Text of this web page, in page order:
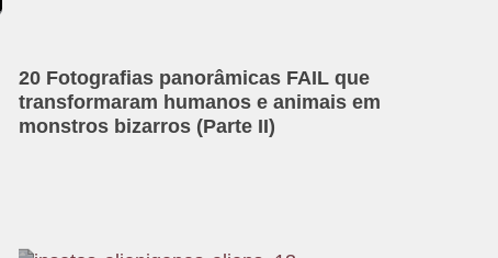
20 Fotografias panorâmicas FAIL que
transformaram humanos e animais em
monstros bizarros (Parte II)